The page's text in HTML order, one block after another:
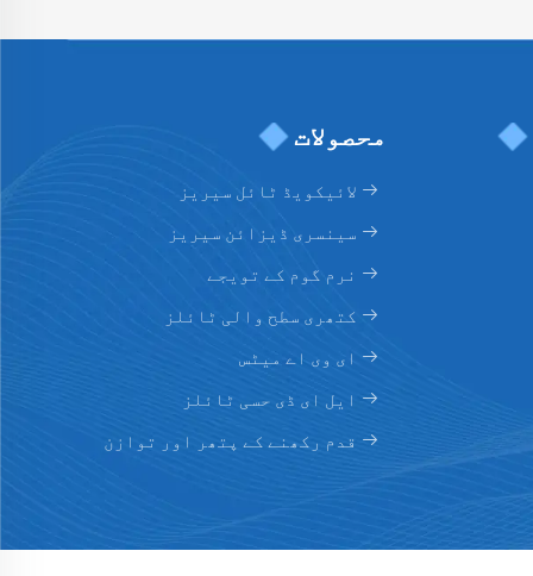
محصولات
لائیکویڈ ٹائل سیریز
سینسری ڈیزائن سیریز
نرم گوم کے تويجے
کتھری سطح والی ٹائلز
ای وی اے میٹس
ایل ای ڈی حسی ٹائلز
قدم رکھنے کے پتھر اور توازن